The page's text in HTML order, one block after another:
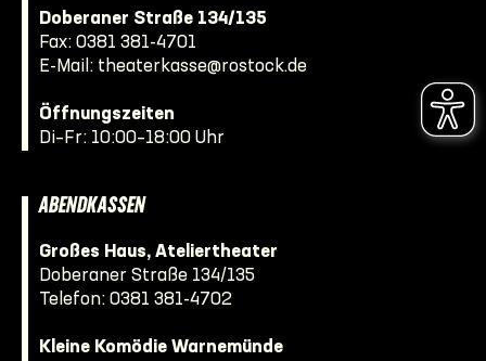
Doberaner Straße 134/135
Fax: 0381 381-4701
E-Mail: theaterkasse@rostock.de
Öffnungszeiten
Di–Fr: 10:00–18:00 Uhr
ABENDKASSEN
Großes Haus, Ateliertheater
Doberaner Straße 134/135
Telefon: 0381 381-4702
Kleine Komödie Warnemünde